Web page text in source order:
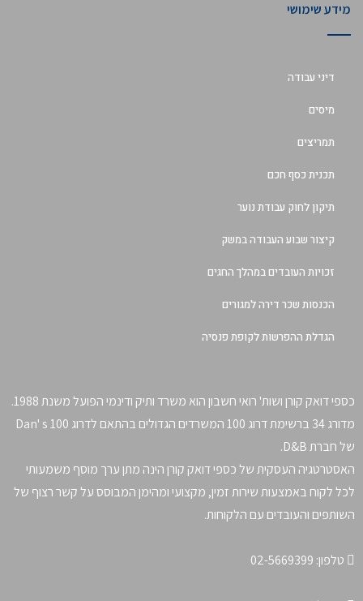
מידע שימושי
דיני עבודה
מיסים
תמריצים
תכנית כסף חכם
תיקון לחוק עבודת נוער
קיצור שבוע העבודה במשק
זכויות העובדים במהלך החגים
הכנסות שכר דירה למגורים
הגדלת ההפרשות לקופת פנסיה
כספי דואק קורן ושות' רואי חשבון הוא משרד ותיק ודינמי הפועל משנת 1988.
מדורג 34 ברשימת דרוג 100 המשרדים הגדולים בהתאם לדרוג Dan' s 100
של חברת D&B.
האסטרטגיה העסקית של כספי דואק קורן הינה מתן ערך מוסף משמעותי
לכל לקוח באמצעות שירות זמין, מקצועי ומהימן המבוסס על קשר רצוף של
השותפים והעובדים עם הלקוחות.
טלפון: 02-5669399